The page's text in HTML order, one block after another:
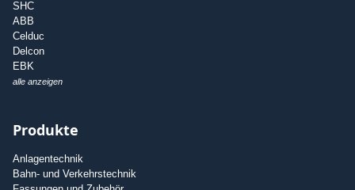
SHC
ABB
Celduc
Delcon
EBK
alle anzeigen
Produkte
Anlagentechnik
Bahn- und Verkehrstechnik